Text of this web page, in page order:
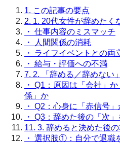
1. この記事の要点
2. 1. 20代女性が辞めたく
・ 仕事内容のミスマッチ
・
人間関係の消耗
・ ライフイベントとの両
・ 給与・評価への不満
7. 2. 「辞める／辞めない
・ Q1：原因は「会社」
係」か
・ Q2：心身に「赤信号
・ Q3：辞めた後の「次
11. 3. 辞めると決めた後
・ 選択肢①：自分で退職